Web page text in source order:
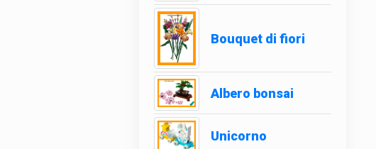
Bouquet di fiori
Albero bonsai
Unicorno